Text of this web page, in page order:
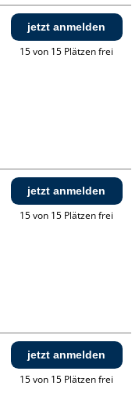
jetzt anmelden
15 von 15 Plätzen frei
jetzt anmelden
15 von 15 Plätzen frei
jetzt anmelden
15 von 15 Plätzen frei